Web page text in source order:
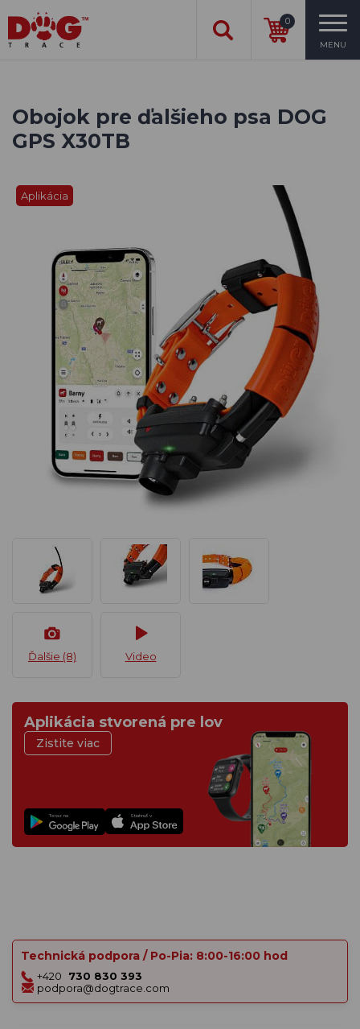
0
MENU
Obojok pre ďalšieho psa DOG
GPS X30TB
Aplikácia
Ďalšie (8) Video
Aplikácia stvorená pre lov
Zistite viac
Teraz na Stiahnuť v
Technická podpora / Po-Pia: 8:00-16:00 hod
+420
730 830 393
podpora@dogtrace.com